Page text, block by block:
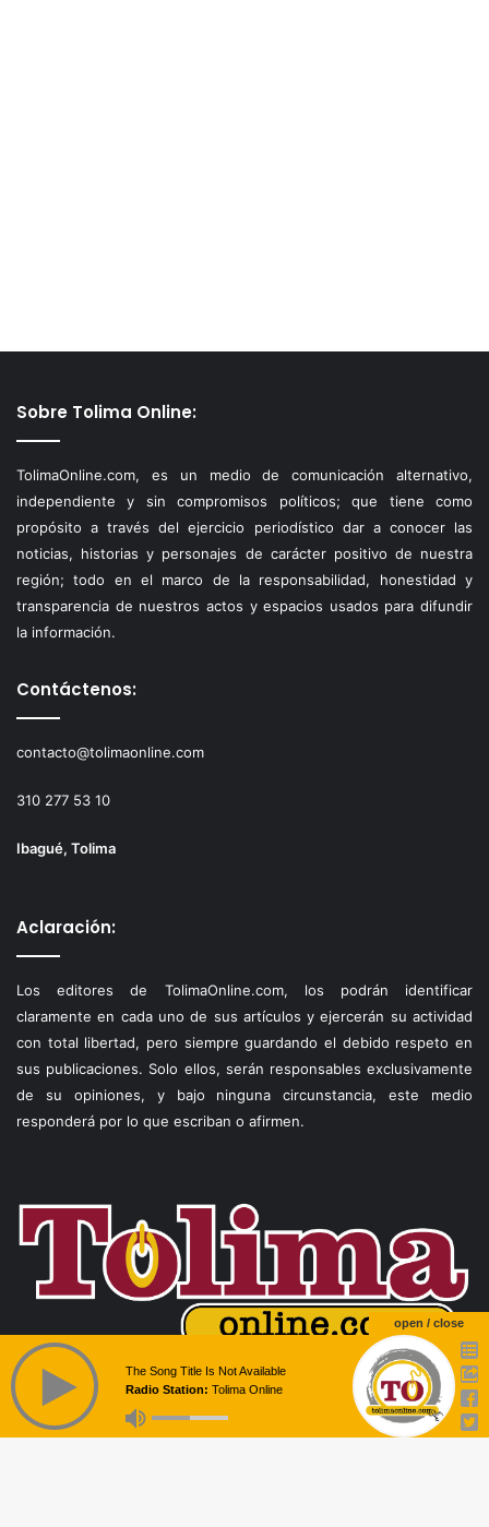
Sobre Tolima Online:
TolimaOnline.com, es un medio de comunicación alternativo,
independiente y sin compromisos políticos; que tiene como
propósito a través del ejercicio periodístico dar a conocer las
noticias, historias y personajes de carácter positivo de nuestra
región; todo en el marco de la responsabilidad, honestidad y
transparencia de nuestros actos y espacios usados para difundir
la información.
Contáctenos:
contacto@tolimaonline.com
310 277 53 10
Ibagué, Tolima
Aclaración:
Los editores de TolimaOnline.com, los podrán identificar
claramente en cada uno de sus artículos y ejercerán su actividad
con total libertad, pero siempre guardando el debido respeto en
sus publicaciones. Solo ellos, serán responsables exclusivamente
de su opiniones, y bajo ninguna circunstancia, este medio
responderá por lo que escriban o afirmen.
Facebook X WhatsApp Telegram Viber
open / close
The Song Title Is Not Available
Radio Station: Tolima Online